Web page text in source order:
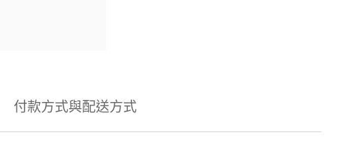
付款方式與配送方式